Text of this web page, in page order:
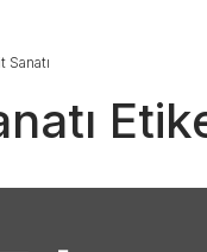
Sanatı